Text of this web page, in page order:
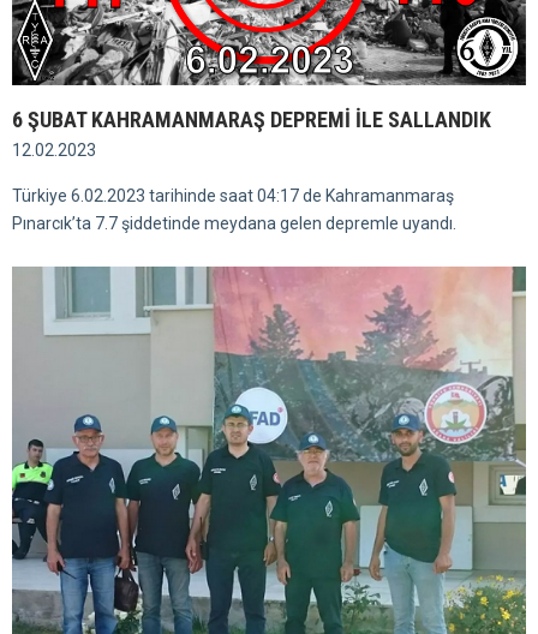
6 ŞUBAT KAHRAMANMARAŞ DEPREMİ İLE SALLANDIK
12.02.2023
Türkiye 6.02.2023 tarihinde saat 04:17 de Kahramanmaraş
Pınarcık’ta 7.7 şiddetinde meydana gelen depremle uyandı.